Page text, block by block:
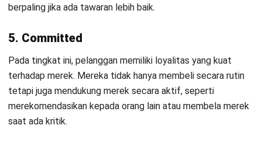
bagian dari budaya dan gaya hidup masyarakat Indonesia.
strategi pemasaran yang efektif dapat menciptakan
Tingkatkan Efektivitas Brand Loyalty
Anda dengan Software CRM
HashMicro